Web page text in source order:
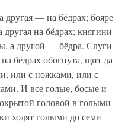
другая — на бёдрах; бояре
на бёдрах; княгини
а другой — бёдра. Слуги
бёдрах обогнута, щит да
или с ножками, или с
И все голые, босые и
головой в голыми
ходят голыми до семи